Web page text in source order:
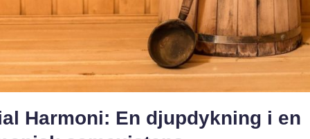
Harmoni: En djupdykning i en